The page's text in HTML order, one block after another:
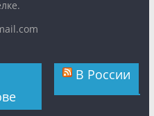
В России